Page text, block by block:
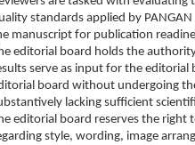
standards applied by PANGAN
manuscript for publication
editorial board holds the
serve as input for the editorial
board without undergoing
lacking sufficient
editorial board reserves the
style, wording, image